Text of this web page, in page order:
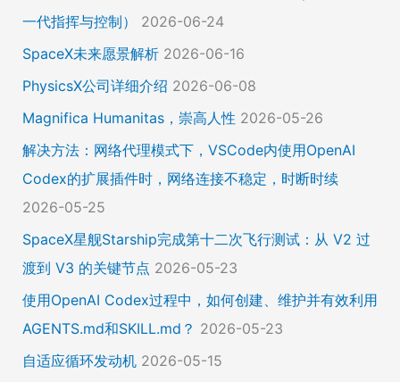
一代指挥与控制）
2026-06-24
SpaceX未来愿景解析 2026-06-16
PhysicsX公司详细介绍 2026-06-08
Magnifica Humanitas，崇高人性 2026-05-26
解决方法：网络代理模式下，VSCode内使用OpenAI
Codex的扩展插件时，网络连接不稳定，时断时续
2026-05-25
SpaceX星舰Starship完成第十二次飞行测试：从 V2 过
渡到 V3 的关键节点 2026-05-23
使用OpenAI Codex过程中，如何创建、维护并有效利用
AGENTS.md和SKILL.md？ 2026-05-23
自适应循环发动机 2026-05-15